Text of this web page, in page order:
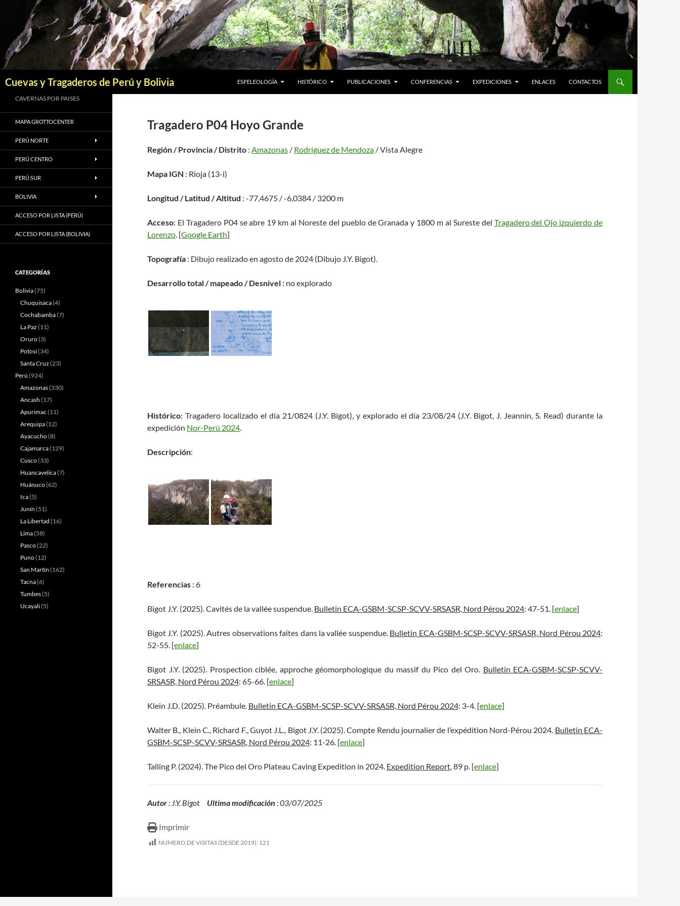
contenido
Cuevas y Tragaderos de Perú y Bolivia ESPELEOLOGÍA HISTÓRICO PUBLICACIONES CONFERENCIAS EXPEDICIONES ENLACES CONTACTOS
Tragadero P04 Hoyo Grande
Región / Provincia / Distrito : Amazonas / Rodríguez de Mendoza / Vista Alegre
Mapa IGN : Rioja (13-i)
Longitud / Latitud / Altitud : -77,4675 / -6,0384 / 3200 m
Acceso: El Tragadero P04 se abre 19 km al Noreste del pueblo de Granada y 1800 m al Sureste del Tragadero del Ojo izquierdo de
Lorenzo. [Google Earth]
Topografía : Dibujo realizado en agosto de 2024 (Dibujo J.Y. Bigot).
Desarrollo total / mapeado / Desnivel : no explorado
Histórico: Tragadero localizado el día 21/0824 (J.Y. Bigot), y explorado el día 23/08/24 (J.Y. Bigot, J. Jeannin, S. Read) durante la
expedición Nor-Perú 2024.
Descripción:
Referencias : 6
Bigot J.Y. (2025). Cavités de la vallée suspendue. Bulletin ECA-GSBM-SCSP-SCVV-SRSASR, Nord Pérou 2024: 47-51. [enlace]
Bigot J.Y. (2025). Autres observations faites dans la vallée suspendue. Bulletin ECA-GSBM-SCSP-SCVV-SRSASR, Nord Pérou 2024:
52-55. [enlace]
Bigot J.Y. (2025). Prospection ciblée, approche géomorphologique du massif du Pico del Oro. Bulletin ECA-GSBM-SCSP-SCVV-
SRSASR, Nord Pérou 2024: 65-66. [enlace]
Klein J.D. (2025). Préambule. Bulletin ECA-GSBM-SCSP-SCVV-SRSASR, Nord Pérou 2024: 3-4. [enlace]
Walter B., Klein C., Richard F., Guyot J.L., Bigot J.Y. (2025). Compte Rendu journalier de l’expédition Nord-Pérou 2024. Bulletin ECA-
GSBM-SCSP-SCVV-SRSASR, Nord Pérou 2024: 11-26. [enlace]
Talling P. (2024). The Pico del Oro Plateau Caving Expedition in 2024. Expedition Report, 89 p. [enlace]
Autor: J.Y. Bigot Ultima modificación : 03/07/2025
Imprimir
NUMERO DE VISITAS (DESDE 2019): 121
CAVERNAS POR PAISES
MAPA GROTTOCENTER
PERÚ NORTE
PERÚ CENTRO
PERÚ SUR
BOLIVIA
ACCESO POR LISTA (PERÚ)
ACCESO POR LISTA (BOLIVIA)
CATEGORÍAS
Bolivia(75)
Chuquisaca(4)
Cochabamba(7)
La Paz (11)
Oruro(3)
Potosí(34)
Santa Cruz (23)
Perú (924)
Amazonas(330)
Ancash (17)
Apurimac (11)
Arequipa(12)
Ayacucho(8)
Cajamarca(129)
Cusco(33)
Huancavelica(7)
Huánuco(62)
Ica(5)
Junín (51)
La Libertad (16)
Lima(58)
Pasco(22)
Puno(12)
San Martín (162)
Tacna(6)
Tumbes(5)
Ucayali(5)